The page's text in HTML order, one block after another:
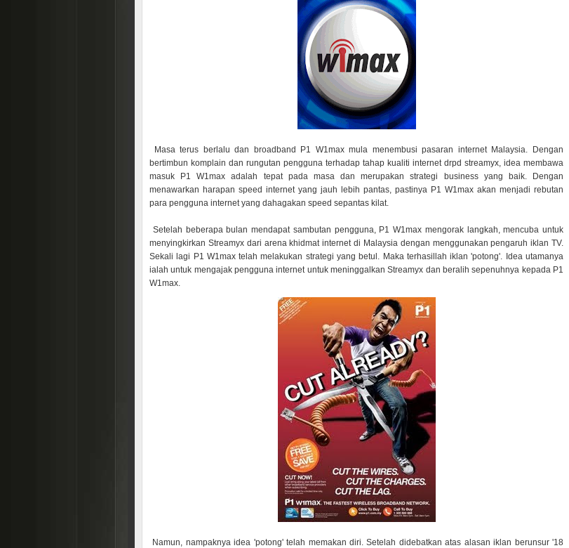
Masa terus berlalu dan broadband P1 W1max mula menembusi pasaran internet Malaysia. Dengan
bertimbun komplain dan rungutan pengguna terhadap tahap kualiti internet drpd streamyx, idea membawa
masuk P1 W1max adalah tepat pada masa dan merupakan strategi business yang baik. Dengan
menawarkan harapan speed internet yang jauh lebih pantas, pastinya P1 W1max akan menjadi rebutan
para pengguna internet yang dahagakan speed sepantas kilat.
Setelah beberapa bulan mendapat sambutan pengguna, P1 W1max mengorak langkah, mencuba untuk
menyingkirkan Streamyx dari arena khidmat internet di Malaysia dengan menggunakan pengaruh iklan TV.
Sekali lagi P1 W1max telah melakukan strategi yang betul. Maka terhasillah iklan 'potong'. Idea utamanya
ialah untuk mengajak pengguna internet untuk meninggalkan Streamyx dan beralih sepenuhnya kepada P1
W1max.
Namun, nampaknya idea 'potong' telah memakan diri. Setelah didebatkan atas alasan iklan berunsur '18